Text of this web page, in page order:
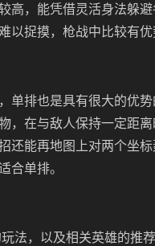
高，能凭借灵活身法躲
以捉摸，枪战中比较有优
单排也是具有很大的优
，在与敌人保持一定距
还能再地图上对两个坐
合单排。
法，以及相关英雄的推